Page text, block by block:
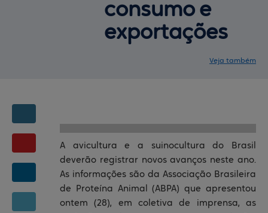
consumo e
exportações
Veja também
A avicultura e a suinocultura do Brasil
deverão registrar novos avanços neste ano.
As informações são da Associação Brasileira
de Proteína Animal (ABPA) que apresentou
ontem (28), em coletiva de imprensa, as